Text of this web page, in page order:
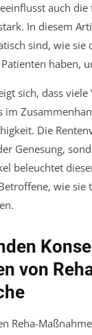
auch
In diesem
sind, wie
haben,
sich, dass
im
Die
Genesung,
beleuchtet
wie
von
Reha-